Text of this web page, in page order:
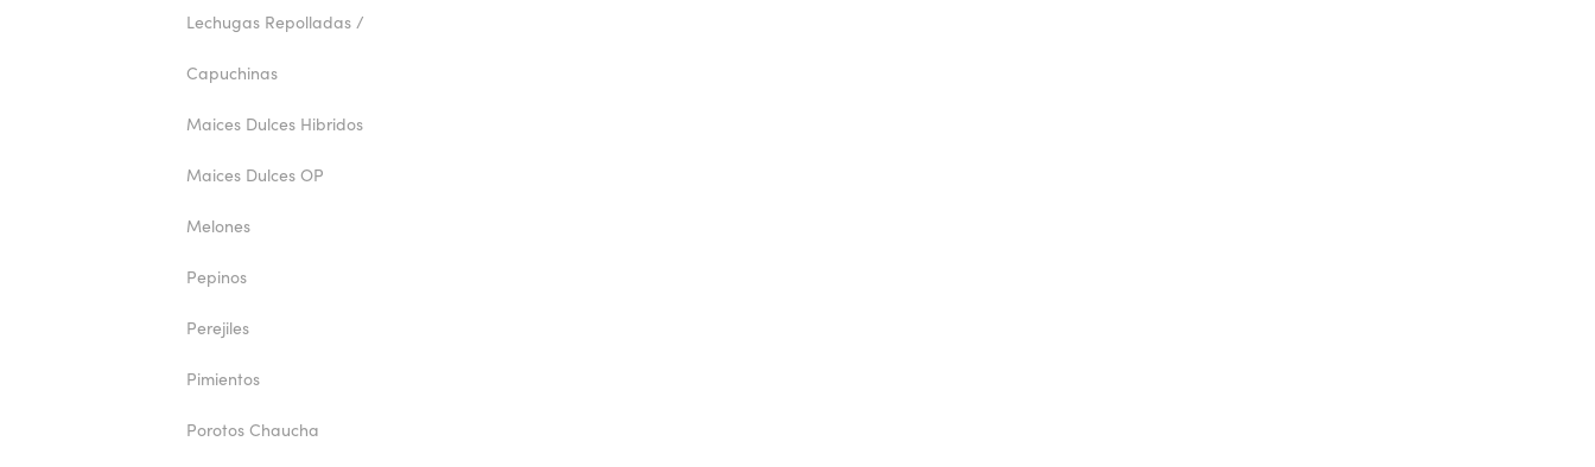
Lechugas Repolladas /
Capuchinas
Maices Dulces Hibridos
Maices Dulces OP
Melones
Pepinos
Perejiles
Pimientos
Porotos Chaucha